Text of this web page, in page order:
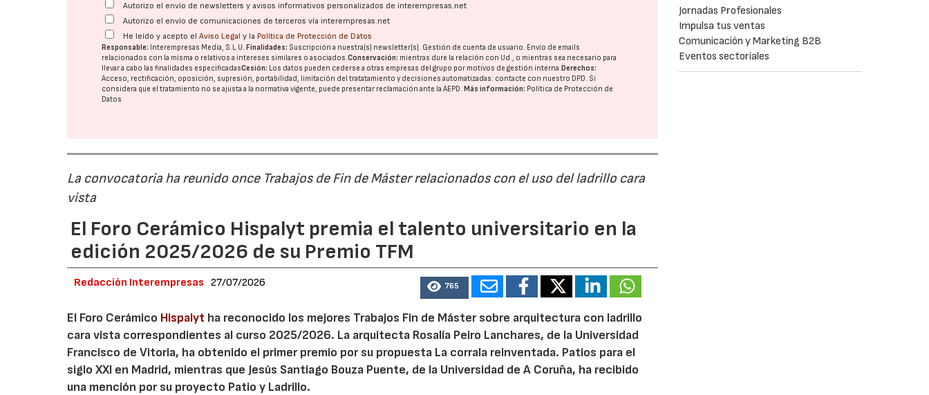
Autorizo el envío de newsletters y avisos informativos personalizados de interempresas.net
Autorizo el envío de comunicaciones de terceros vía interempresas.net
He leído y acepto elAviso Legal y la Política de Protección de Datos
Responsable: Interempresas Media, S.L.U. Finalidades: Suscripción a nuestra(s) newsletter(s). Gestión de cuenta de usuario. Envío de emails
relacionados con la misma o relativos a intereses similares o asociados.Conservación: mientras dure la relación con Ud., o mientras sea necesario para
llevar a cabo las finalidades especificadasCesión: Los datos pueden cederse a otras empresas del grupo por motivos de gestión interna. Derechos:
Acceso, rectificación, oposición, supresión, portabilidad, limitación del tratatamiento y decisiones automatizadas: contacte con nuestro DPD. Si
considera que el tratamiento no se ajusta a la normativa vigente, puede presentar reclamación ante laAEPD. Más información: Política de Protección de
Datos
La convocatoria ha reunido once Trabajos de Fin de Máster relacionados con el uso del ladrillo cara
vista
El Foro Cerámico Hispalyt premia el talento universitario en la
edición 2025/2026 de su Premio TFM
Redacción Interempresas 27/07/2026 765
El Foro Cerámico Hispalyt ha reconocido los mejores Trabajos Fin de Máster sobre arquitectura con ladrillo
cara vista correspondientes al curso 2025/2026. La arquitecta Rosalía Peiro Lanchares, de la Universidad
Francisco de Vitoria, ha obtenido el primer premio por su propuesta La corrala reinventada. Patios para el
siglo XXI en Madrid, mientras que Jesús Santiago Bouza Puente, de la Universidad de A Coruña, ha recibido
una mención por su proyecto Patio y Ladrillo.
Jornadas Profesionales
Impulsa tus ventas
Comunicación y Marketing B2B
Eventos sectoriales